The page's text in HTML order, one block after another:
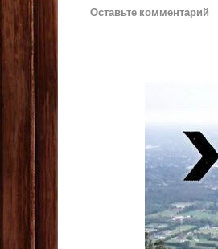
Оставьте комментарий